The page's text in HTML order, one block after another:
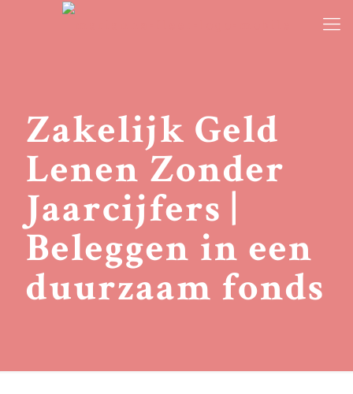
Zakelijk Geld
Lenen Zonder
Jaarcijfers |
Beleggen in een
duurzaam fonds